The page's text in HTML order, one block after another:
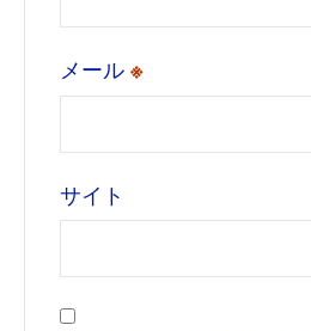
メール※
サイト